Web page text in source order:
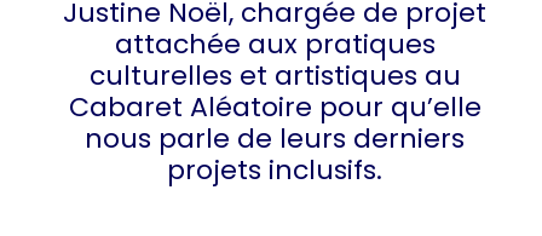
Justine Noël, chargée de projet
attachée aux pratiques
culturelles et artistiques au
Cabaret Aléatoire pour qu’elle
nous parle de leurs derniers
projets inclusifs.